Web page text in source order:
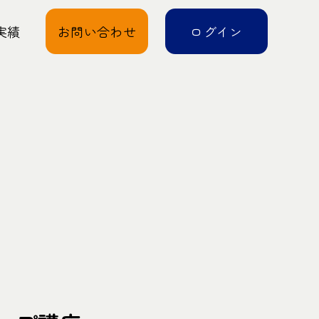
績 お問い合わせ ログイン